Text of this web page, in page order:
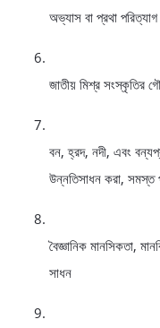
অভ্যাস বা প্রথা
জাতীয় মিশ্র সংস্কৃতির
বন, হ্রদ, নদী, এবং
উন্নতিসাধন করা, সমস্ত
বৈজ্ঞানিক মানসিকতা,
সাধন